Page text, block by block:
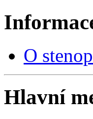
O
Hlavní